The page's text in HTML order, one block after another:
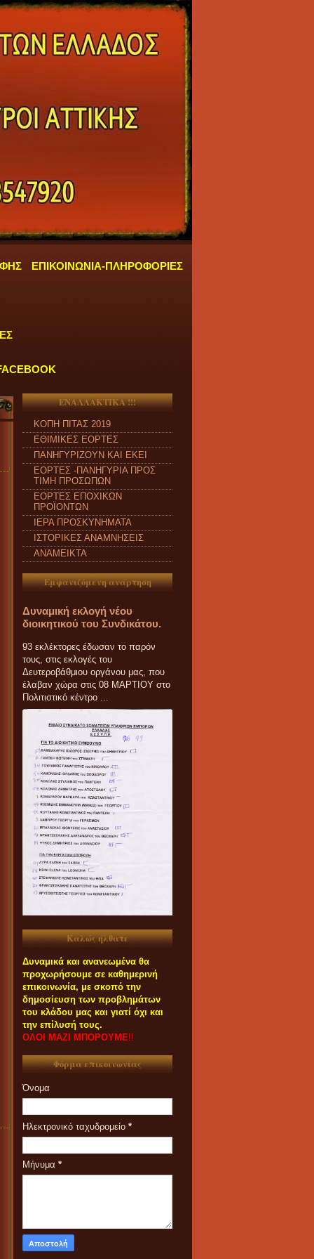
ΕΠΙΚΟΙΝΩΝΙΑ-ΠΛΗΡΟΦΟΡΙΕΣ
ΕΝΑΛΛΑΚΤΙΚΑ !!!
ΚΟΠΗ ΠΙΤΑΣ 2019
ΕΘΙΜΙΚΕΣ ΕΟΡΤΕΣ
ΠΑΝΗΓΥΡΙΖΟΥΝ ΚΑΙ ΕΚΕΙ
ΕΟΡΤΕΣ -ΠΑΝΗΓΥΡΙΑ ΠΡΟΣ
ΤΙΜΗ ΠΡΟΣΩΠΩΝ
ΕΟΡΤΕΣ ΕΠΟΧΙΚΩΝ
ΠΡΟΪΟΝΤΩΝ
ΙΕΡΑ ΠΡΟΣΚΥΝΗΜΑΤΑ
ΙΣΤΟΡΙΚΕΣ ΑΝΑΜΝΗΣΕΙΣ
ΑΝΑΜΕΙΚΤΑ
Εμφανιζόμενη ανάρτηση
Δυναμική εκλογή νέου
διοικητικού του Συνδικάτου.
93 εκλέκτορες έδωσαν το παρόν
τους, στις εκλογές του
Δευτεροβάθμιου οργάνου μας, που
έλαβαν χώρα στις 08 ΜΑΡΤΙΟΥ στο
Πολιτιστικό κέντρο ...
Καλώς ήλθατε
Δυναμικά και ανανεωμένα θα
προχωρήσουμε σε καθημερινή
επικοινωνία, με σκοπό την
δημοσίευση των προβλημάτων
του κλάδου μας και γιατί όχι και
την επίλυσή τους.
ΟΛΟΙ ΜΑΖΙ ΜΠΟΡΟΥΜΕ!!
Φόρμα επικοινωνίας
Όνομα
Ηλεκτρονικό ταχυδρομείο *
Μήνυμα *